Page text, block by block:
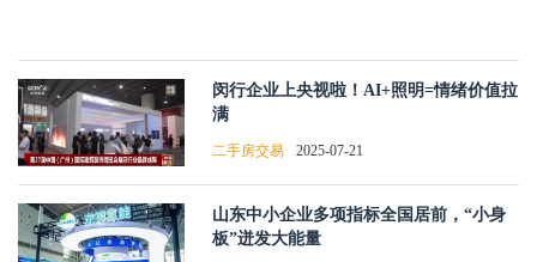
闵行企业上央视啦！AI+照明=情绪价值拉
满
二手房交易 2025-07-21
山东中小企业多项指标全国居前，“小身
板”迸发大能量